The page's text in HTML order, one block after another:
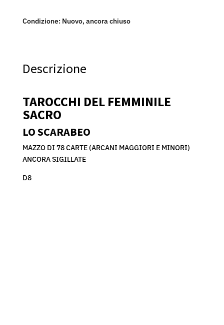
Condizione: Nuovo, ancora chiuso
Descrizione
TAROCCHI DEL FEMMINILE
SACRO
LO SCARABEO
MAZZO DI 78 CARTE (ARCANI MAGGIORI E MINORI)
ANCORA SIGILLATE
D8